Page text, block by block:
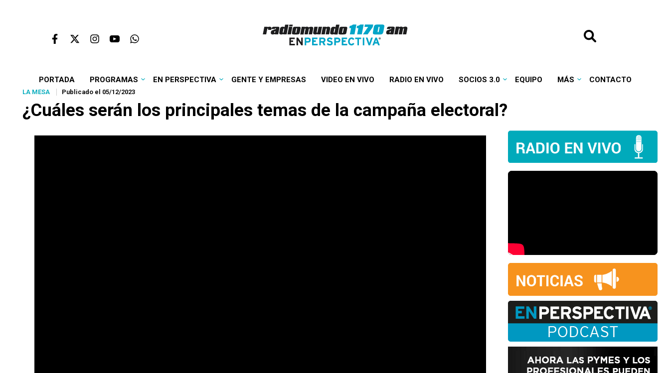
PORTADA PROGRAMAS EN PERSPECTIVA GENTE Y EMPRESAS VIDEO EN VIVO RADIO EN VIVO SOCIOS 3.0 EQUIPO MÁS CONTACTO
LA MESA Publicado el 05/12/2023
¿Cuáles serán los principales temas de la campaña electoral?